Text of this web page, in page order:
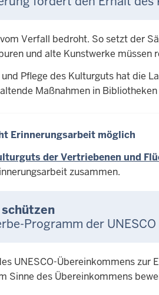
Verfall bedroht. So setzt der
und alte Kunstwerke
Pflege des Kulturguts hat die
Maßnahmen in
Erinnerungsarbeit möglich
der Vertriebenen und
zusammen.
Programm der UNESCO
UNESCO-Übereinkommens zur
Sinne des Übereinkommens